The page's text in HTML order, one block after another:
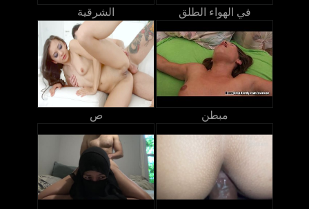
الشرقية في الهواء الطلق
ص مبطن